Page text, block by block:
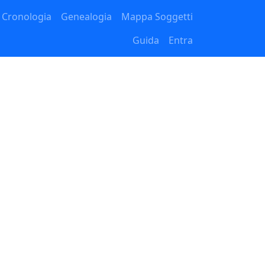
Cronologia Genealogia
Mappa Soggetti
Guida
Entra